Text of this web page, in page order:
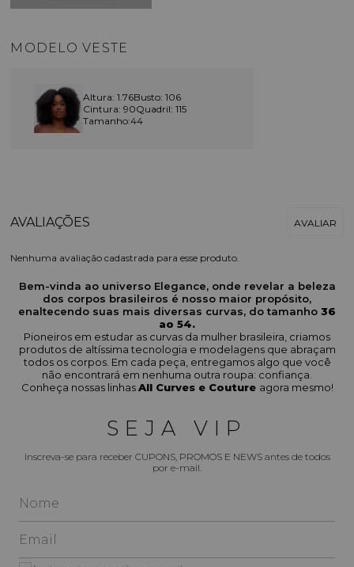
MODELO VESTE
Altura: 1.76Busto: 106
Cintura: 90Quadril: 115
Tamanho:44
Nenhuma avaliação cadastrada para esse produto.
Bem-vinda ao universo Elegance, onde revelar a beleza
dos corpos brasileiros é nosso maior propósito,
enaltecendo suas mais diversas curvas, do tamanho 36
ao 54.
Pioneiros em estudar as curvas da mulher brasileira, criamos
produtos de altíssima tecnologia e modelagens que abraçam
todos os corpos. Em cada peça, entregamos algo que você
não encontrará em nenhuma outra roupa: confiança.
Conheça nossas linhasAll Curves e Couture agora mesmo!
SEJA VIP
Inscreva-se para receber CUPONS, PROMOS E NEWS antes de todos
por e-mail.